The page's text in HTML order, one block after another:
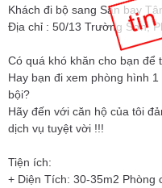
Khách đi bộ sang Sân bay
Địa chỉ : 50/13 Trường Sơn,
Có quá khó khăn cho bạn để
Hay bạn đi xem phòng hình
bội?
Hãy đến với căn hộ của tôi
dịch vụ tuyệt vời !!!
Tiện ích:
+ Diện Tích: 30-35m2 Phòng